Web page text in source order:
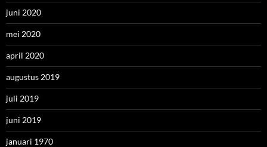
juni 2020
mei 2020
april 2020
augustus 2019
juli 2019
juni 2019
januari 1970